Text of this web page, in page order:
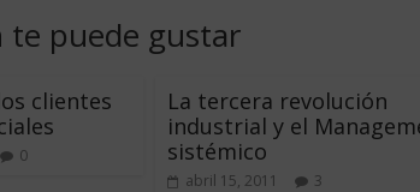
te puede gustar
clientes
0
La tercera revolución
industrial y el
sistémico
abril 15, 2011 3